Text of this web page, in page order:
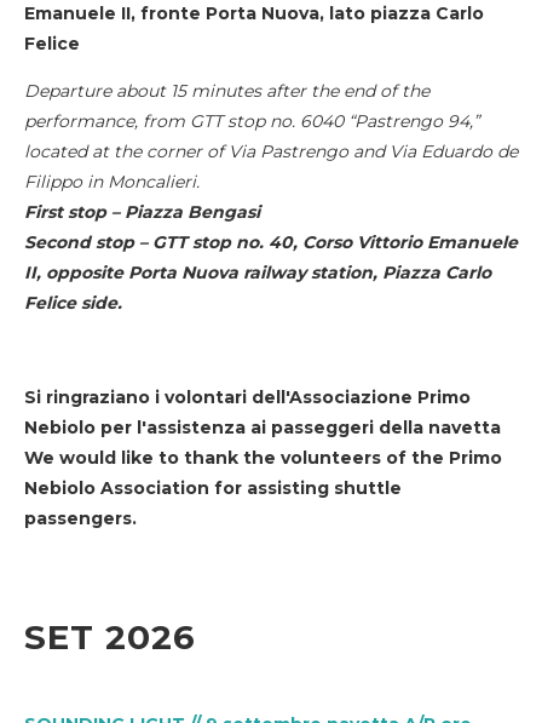
Emanuele II, fronte Porta Nuova, lato piazza Carlo
Felice
Departure about 15 minutes after the end of the
performance, from GTT stop no. 6040 “Pastrengo 94,”
located at the corner of Via Pastrengo and Via Eduardo de
Filippo in Moncalieri.
First stop – Piazza Bengasi
Second stop – GTT stop no. 40, Corso Vittorio Emanuele
II, opposite Porta Nuova railway station, Piazza Carlo
Felice side.
Si ringraziano i volontari dell'Associazione Primo
Nebiolo per l'assistenza ai passeggeri della navetta
We would like to thank the volunteers of the Primo
Nebiolo Association for assisting shuttle
passengers.
SET 2026